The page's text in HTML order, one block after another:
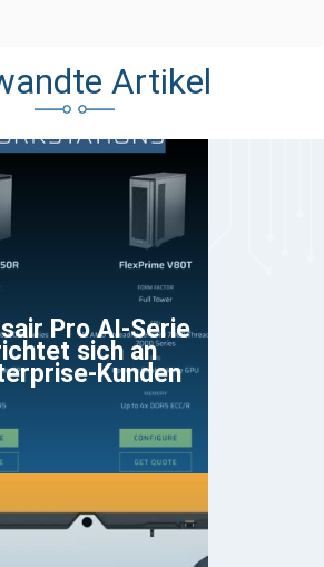
Artikel
Pro AI-Serie
sich an
Kunden